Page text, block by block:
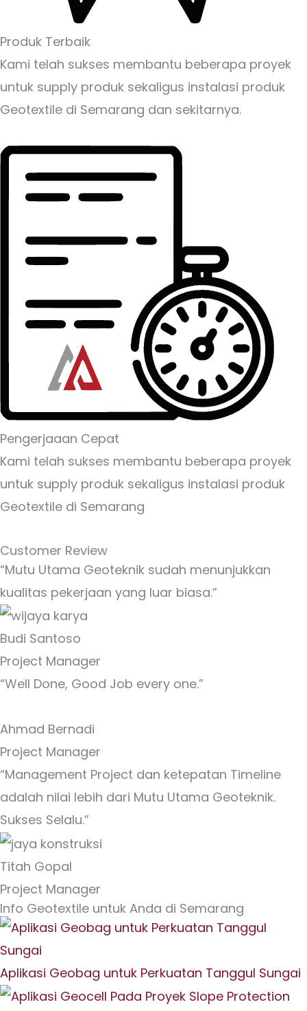
Produk Terbaik
Kami telah sukses membantu beberapa proyek
untuk supply produk sekaligus instalasi produk
Geotextile di Semarang dan sekitarnya.
Pengerjaaan Cepat
Kami telah sukses membantu beberapa proyek
untuk supply produk sekaligus instalasi produk
Geotextile di Semarang
Customer Review
“Mutu Utama Geoteknik sudah menunjukkan
kualitas pekerjaan yang luar biasa.”
Budi Santoso
Project Manager
“Well Done, Good Job every one.”
Ahmad Bernadi
Project Manager
“Management Project dan ketepatan Timeline
adalah nilai lebih dari Mutu Utama Geoteknik.
Sukses Selalu.”
Titah Gopal
Project Manager
Info Geotextile untuk Anda di Semarang
Aplikasi Geobag untuk Perkuatan Tanggul Sungai